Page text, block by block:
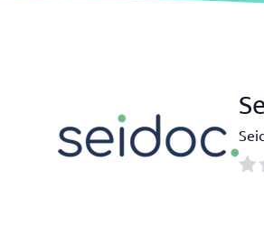
¿No estás seguro de qué
La Guía del Sistema encuentra